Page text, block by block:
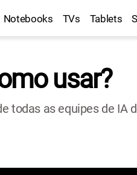
Notebooks TVs Tablets
usar?
todas as equipes de IA